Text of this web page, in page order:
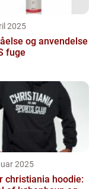
2025
og anvendelse
fuge
2025
christiania hoodie: